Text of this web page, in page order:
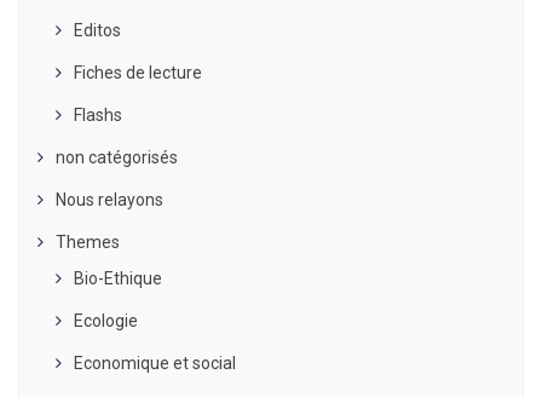
Editos
Fiches de lecture
Flashs
non catégorisés
Nous relayons
Themes
Bio-Ethique
Ecologie
Economique et social